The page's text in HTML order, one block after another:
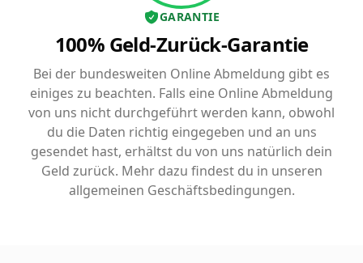
GARANTIE
100% Geld-Zurück-Garantie
Bei der bundesweiten Online Abmeldung gibt es
einiges zu beachten. Falls eine Online Abmeldung
von uns nicht durchgeführt werden kann, obwohl
du die Daten richtig eingegeben und an uns
gesendet hast, erhältst du von uns natürlich dein
Geld zurück. Mehr dazu findest du in unseren
allgemeinen Geschäftsbedingungen.